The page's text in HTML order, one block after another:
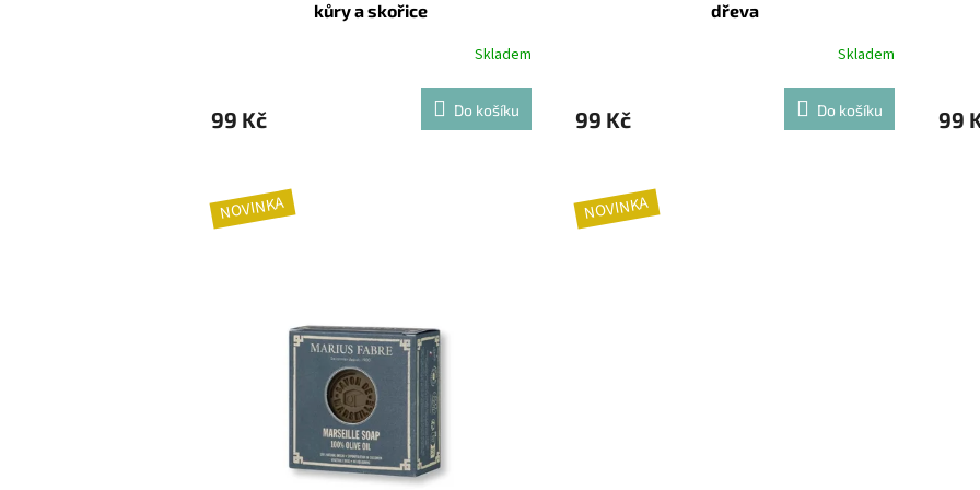
kůry a skořice
Skladem
99 Kč Do košíku
dřeva
Skladem
99 Kč Do košíku 99
NOVINKA NOVINKA